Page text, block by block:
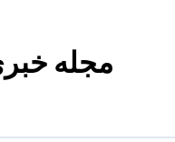
مجله